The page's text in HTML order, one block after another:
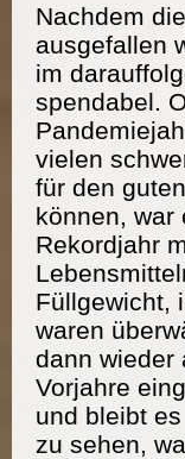
Nachdem
ausgefallen
im
spendabel.
vielen
für den
können, war
Rekordjahr
Füllgewicht,
waren
dann wieder
Vorjahre
und bleibt
zu sehen,